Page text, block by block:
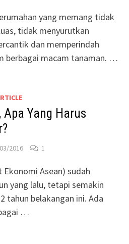
yang memang tidak
tidak menyurutkan
dan memperindah
berbagai macam tanaman. …
Apa Yang Harus
2016 1
Ekonomi Asean) sudah
yang lalu, tetapi semakin
tahun belakangan ini. Ada
…